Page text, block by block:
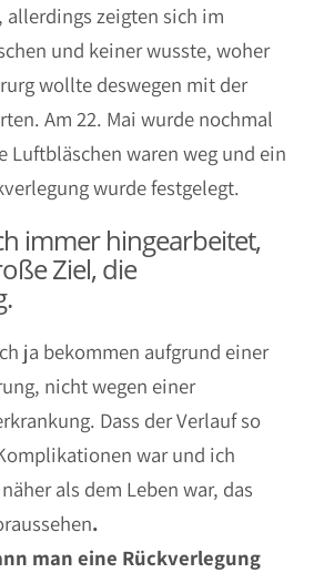
zeigten sich im
und keiner wusste, woher
wollte deswegen mit der
Am 22. Mai wurde nochmal
Luftbläschen waren weg und ein
wurde festgelegt.
immer hingearbeitet,
Ziel, die
ja bekommen aufgrund einer
nicht wegen einer
Dass der Verlauf so
war und ich
als dem Leben war, das
.
man eine Rückverlegung